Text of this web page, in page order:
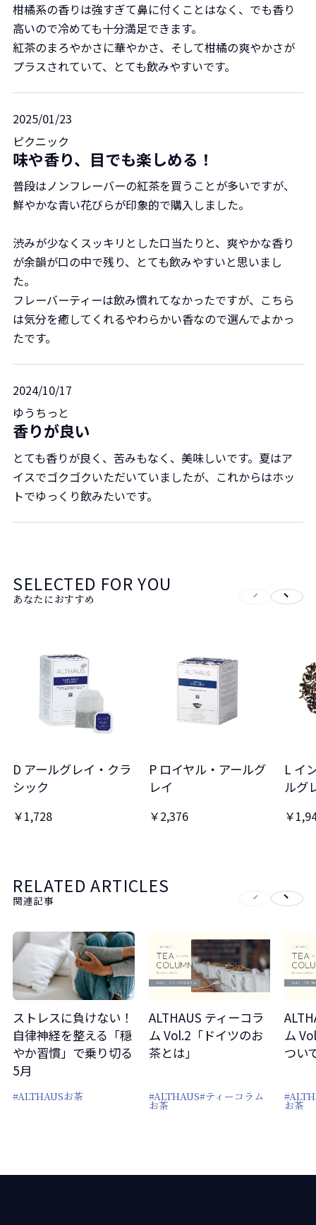
柑橘系の香りは強すぎて鼻に付くことはなく、でも香り
高いので冷めても十分満足できます。
紅茶のまろやかさに華やかさ、そして柑橘の爽やかさが
プラスされていて、とても飲みやすいです。
2025/01/23
ピクニック
味や香り、目でも楽しめる！
普段はノンフレーバーの紅茶を買うことが多いですが、
鮮やかな青い花びらが印象的で購入しました。
渋みが少なくスッキリとした口当たりと、爽やかな香り
が余韻が口の中で残り、とても飲みやすいと思いまし
た。
フレーバーティーは飲み慣れてなかったですが、こちら
は気分を癒してくれるやわらかい香なので選んでよかっ
たです。
2024/10/17
ゆうちっと
香りが良い
とても香りが良く、苦みもなく、美味しいです。夏はア
イスでゴクゴクいただいていましたが、これからはホッ
トでゆっくり飲みたいです。
SELECTED FOR YOU
あなたにおすすめ
D アールグレイ・クラ
シック
￥1,728
P ロイヤル・アールグ
レイ
￥2,376
L イ
ルグ
￥
RELATED ARTICLES
関連記事
ストレスに負けない！
自律神経を整える「穏
やか習慣」で乗り切る
5月
#ALTHAUSお茶
ALTHAUS ティーコラ
ム Vol.2「ドイツのお
茶とは」
#ALTHAUS#ティーコラム
お茶
ム
つい
お茶